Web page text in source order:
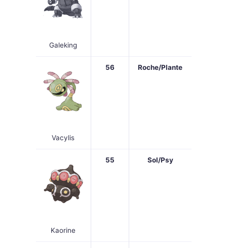
Galeking
Vacylis
56 Roche/Plante
Kaorine
55 Sol/Psy